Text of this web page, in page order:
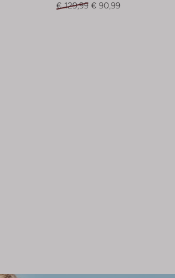
€ 129,99 € 90,99